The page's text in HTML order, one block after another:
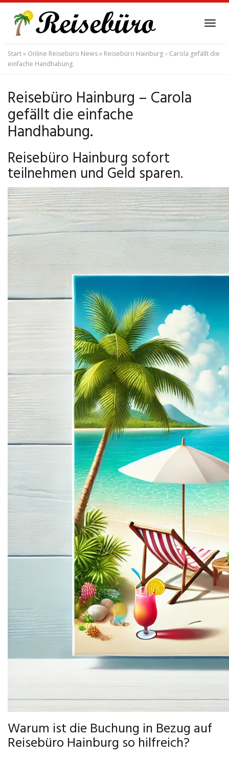
main
content
Start» Online Reisebüro News» Reisebüro Hainburg – Carola gefällt die
einfache Handhabung.
Reisebüro Hainburg – Carola
gefällt die einfache
Handhabung.
Reisebüro Hainburg sofort
teilnehmen und Geld sparen.
Warum ist die Buchung in Bezug auf
Reisebüro Hainburg so hilfreich?